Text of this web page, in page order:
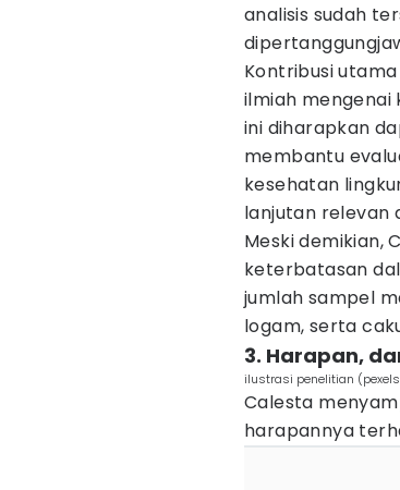
analisis sudah
Kontribusi
ilmiah mengenai
ini diharapkan
membantu
kesehatan
lanjutan relevan
Meski demikian,
keterbatasan
jumlah sampel
logam, serta
3. Harapan,
ilustrasi penelitian
Calesta
harapannya